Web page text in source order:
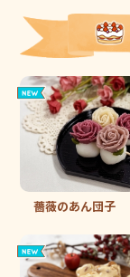
薔薇のあん団子